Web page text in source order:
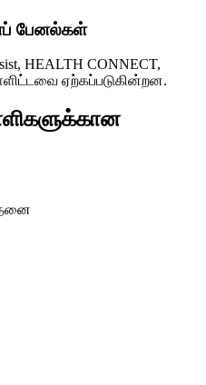
பேனல்கள்
HEALTH CONNECT,
ஏற்கப்படுகின்றன.